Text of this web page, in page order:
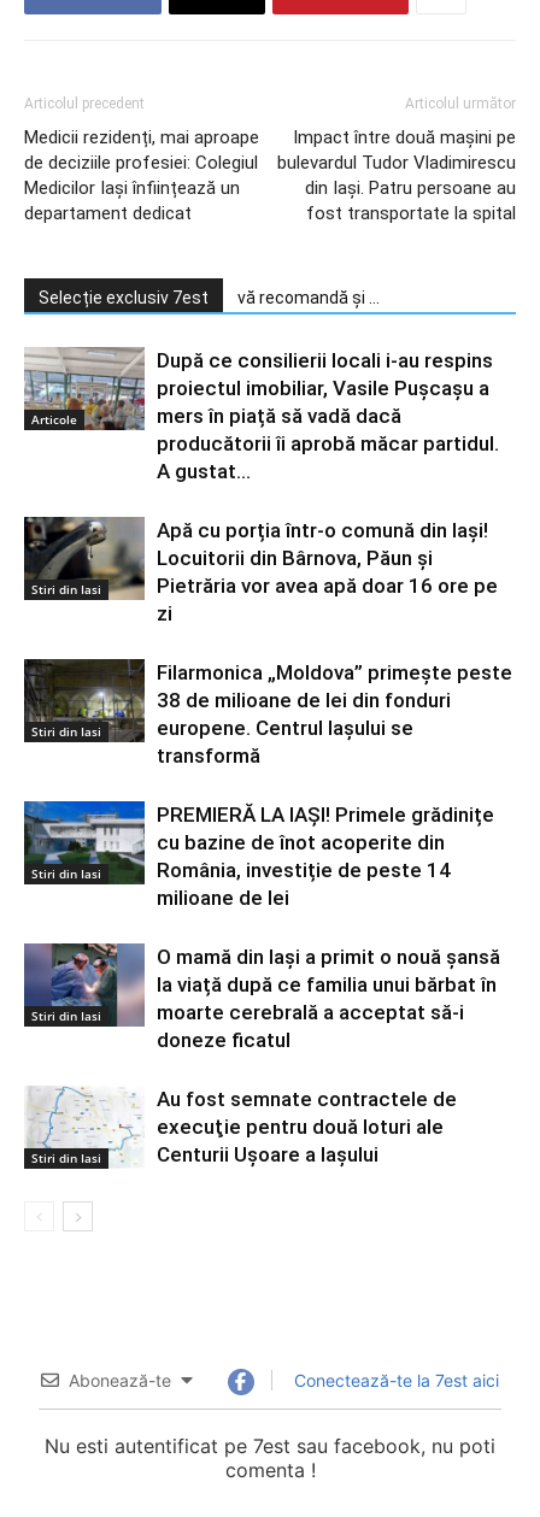
Articolul precedent
Medicii rezidenți, mai aproape
de deciziile profesiei: Colegiul
Medicilor Iași înființează un
departament dedicat
Articolul următor
Impact între două mașini pe
bulevardul Tudor Vladimirescu
din Iași. Patru persoane au
fost transportate la spital
Selecție exclusiv 7est vă recomandă și ...
Articole
După ce consilierii locali i-au respins
proiectul imobiliar, Vasile Pușcașu a
mers în piață să vadă dacă
producătorii îi aprobă măcar partidul.
A gustat...
Stiri din Iasi
Apă cu porția într-o comună din Iași!
Locuitorii din Bârnova, Păun și
Pietrăria vor avea apă doar 16 ore pe
zi
Stiri din Iasi
Filarmonica „Moldova” primește peste
38 de milioane de lei din fonduri
europene. Centrul Iașului se
transformă
Stiri din Iasi
PREMIERĂ LA IAȘI! Primele grădinițe
cu bazine de înot acoperite din
România, investiție de peste 14
milioane de lei
Stiri din Iasi
O mamă din Iași a primit o nouă șansă
la viață după ce familia unui bărbat în
moarte cerebrală a acceptat să-i
doneze ficatul
Stiri din Iasi
Au fost semnate contractele de
execuţie pentru două loturi ale
Centurii Uşoare a Iaşului
Abonează-te Conectează-te la 7est aici
Nu esti autentificat pe 7est sau facebook, nu poti
comenta !